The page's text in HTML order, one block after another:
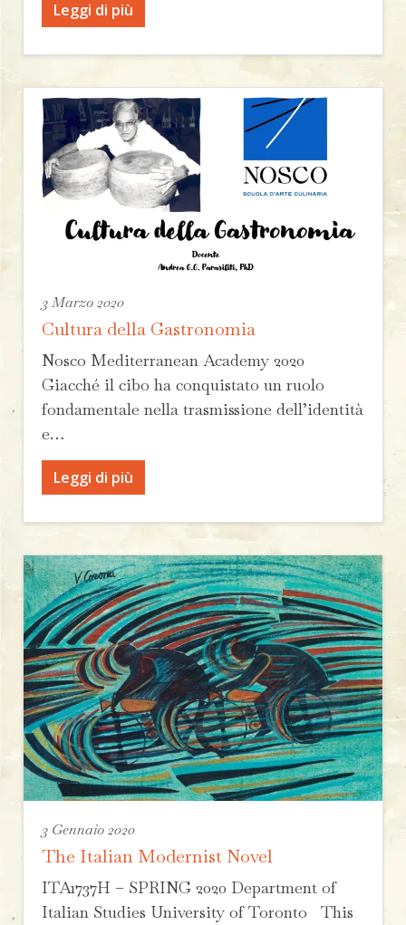
Leggi di più
3 Marzo 2020
Cultura della Gastronomia
Nosco Mediterranean Academy 2020
Giacché il cibo ha conquistato un ruolo
fondamentale nella trasmissione dell’identità
e…
Leggi di più
3 Gennaio 2020
The Italian Modernist Novel
ITA1737H – SPRING 2020 Department of
Italian Studies University of Toronto This